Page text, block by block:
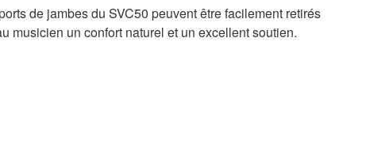
de jambes du SVC50 peuvent être facilement retirés
musicien un confort naturel et un excellent soutien.